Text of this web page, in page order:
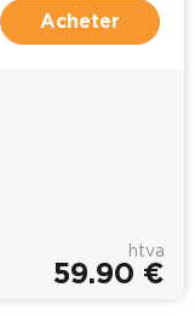
Acheter
htva
59.90 €